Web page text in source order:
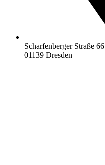
Scharfenberger Straße 66
01139 Dresden